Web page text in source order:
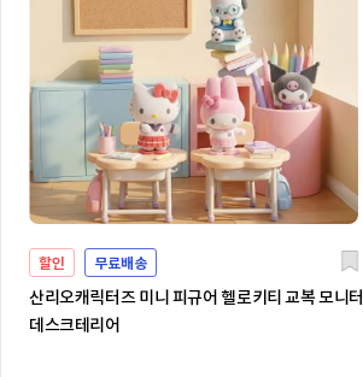
할인 무료배송
산리오캐릭터즈 미니 피규어 헬로키티 교복 모니터
데스크테리어